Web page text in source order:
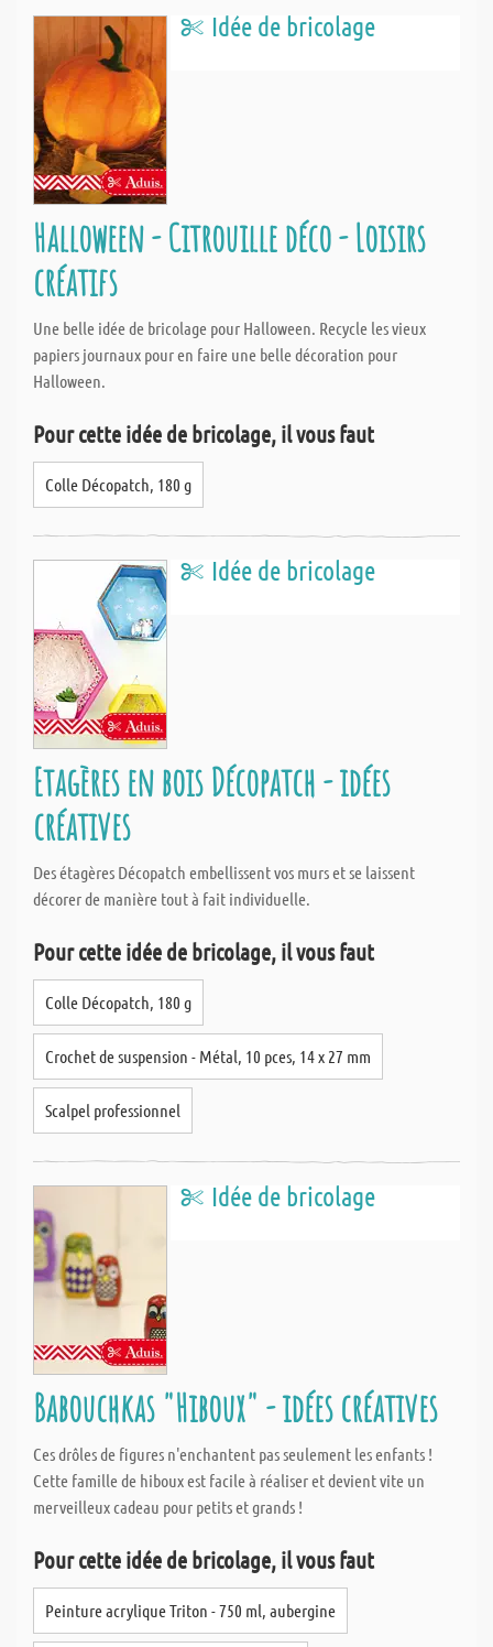
Idée de bricolage
Halloween - Citrouille déco - Loisirs
créatifs
Une belle idée de bricolage pour Halloween. Recycle les vieux
papiers journaux pour en faire une belle décoration pour
Halloween.
Pour cette idée de bricolage, il vous faut
Colle Décopatch, 180 g
Idée de bricolage
Etagères en bois Décopatch - idées
créatives
Des étagères Décopatch embellissent vos murs et se laissent
décorer de manière tout à fait individuelle.
Pour cette idée de bricolage, il vous faut
Colle Décopatch, 180 g
Crochet de suspension - Métal, 10 pces, 14 x 27 mm
Scalpel professionnel
Idée de bricolage
Babouchkas "Hiboux" - idées créatives
Ces drôles de figures n'enchantent pas seulement les enfants !
Cette famille de hiboux est facile à réaliser et devient vite un
merveilleux cadeau pour petits et grands !
Pour cette idée de bricolage, il vous faut
Peinture acrylique Triton - 750 ml, aubergine